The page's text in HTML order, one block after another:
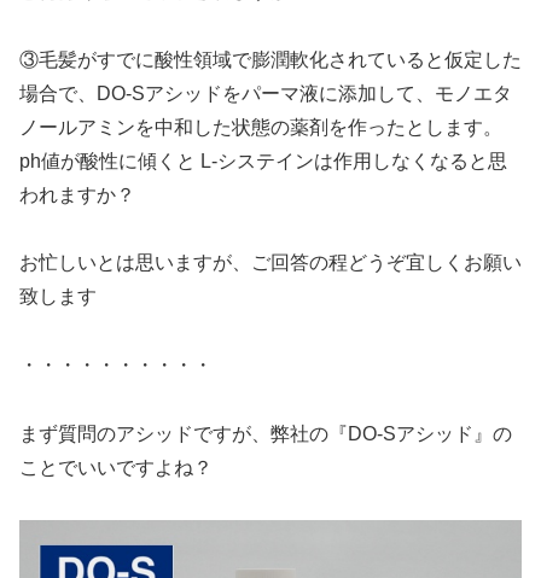
③毛髪がすでに酸性領域で膨潤軟化されていると仮定した
場合で、DO-Sアシッドをパーマ液に添加して、モノエタ
ノールアミンを中和した状態の薬剤を作ったとします。
ph値が酸性に傾くと L-システインは作用しなくなると思
われますか？
お忙しいとは思いますが、ご回答の程どうぞ宜しくお願い
致します
・・・・・・・・・・
まず質問のアシッドですが、弊社の『DO-Sアシッド』の
ことでいいですよね？